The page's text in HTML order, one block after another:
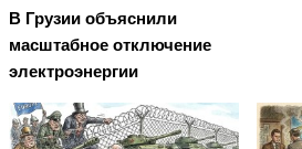
В Грузии объяснили
масштабное отключение
электроэнергии